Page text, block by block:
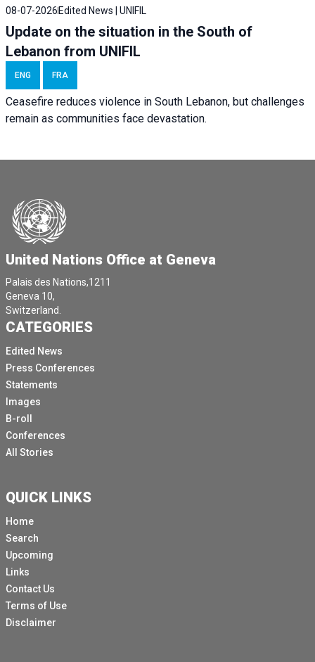
08-07-2026 Edited News | UNIFIL
Update on the situation in the South of
Lebanon from UNIFIL
ENG FRA
Ceasefire reduces violence in South Lebanon, but challenges
remain as communities face devastation.
United Nations Office at Geneva
Palais des Nations,1211
Geneva 10,
Switzerland.
CATEGORIES
Edited News
Press Conferences
Statements
Images
B-roll
Conferences
All Stories
QUICK LINKS
Home
Search
Upcoming
Links
Contact Us
Terms of Use
Disclaimer